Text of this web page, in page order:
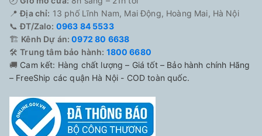
📍Địa chỉ: 13 phố Lĩnh Nam, Mai Động, Hoàng Mai, Hà Nội
📞ĐT/Zalo: 0963 84 5533
🏗️ Kênh Dự án: 0972 80 6638
🛠️Trung tâm bảo hành: 1800 6680
🚚 Cam kết: Hàng chất lượng – Giá tốt – Bảo hành chính Hãng
– FreeShip các quận Hà Nội - COD toàn quốc.